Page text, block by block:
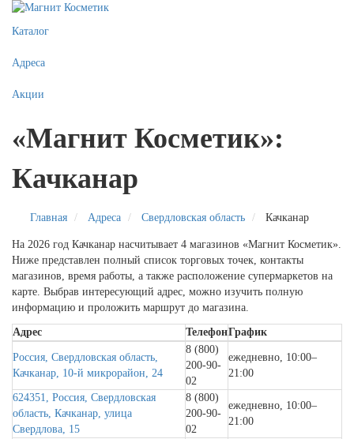
Каталог
Адреса
Акции
«Магнит Косметик»:
Качканар
Главная Адреса Свердловская область Качканар
На 2026 год Качканар насчитывает 4 магазинов «Магнит Косметик».
Ниже представлен полный список торговых точек, контакты
магазинов, время работы, а также расположение супермаркетов на
карте. Выбрав интересующий адрес, можно изучить полную
информацию и проложить маршрут до магазина.
Адрес ТелефонГрафик
Россия, Свердловская область,
Качканар, 10-й микрорайон, 24
8 (800)
200-90-
02
ежедневно, 10:00–
21:00
624351, Россия, Свердловская
область, Качканар, улица
Свердлова, 15
8 (800)
200-90-
02
ежедневно, 10:00–
21:00